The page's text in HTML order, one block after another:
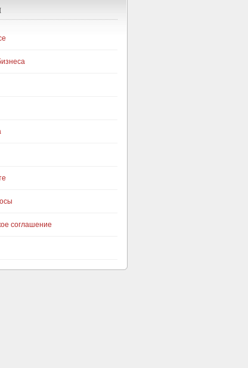
соглашение